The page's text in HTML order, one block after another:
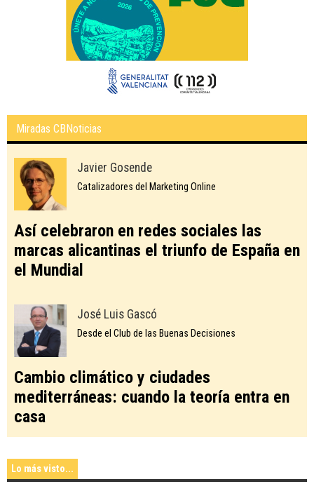
Miradas CBNoticias
Javier Gosende
Catalizadores del Marketing Online
Así celebraron en redes sociales las
marcas alicantinas el triunfo de España en
el Mundial
José Luis Gascó
Desde el Club de las Buenas Decisiones
Cambio climático y ciudades
mediterráneas: cuando la teoría entra en
casa
Lo más visto...